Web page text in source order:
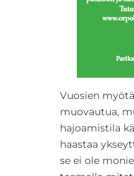
Vuosien
muovautua,
hajoamistila
haastaa
se ei ole